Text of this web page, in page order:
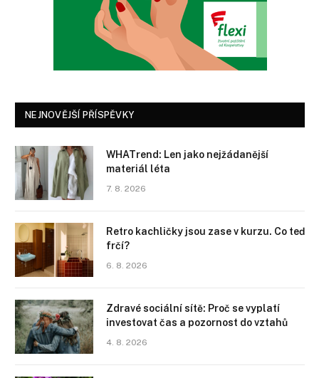
NEJNOVĚJŠÍ PŘÍSPĚVKY
WHATrend: Len jako nejžádanější
materiál léta
7. 8. 2026
Retro kachličky jsou zase v kurzu. Co teď
frčí?
6. 8. 2026
Zdravé sociální sítě: Proč se vyplatí
investovat čas a pozornost do vztahů
4. 8. 2026